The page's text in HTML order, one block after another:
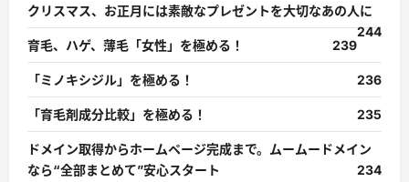
クリスマス、お正月には素敵なプレゼントを大切なあの人に
244
育毛、ハゲ、薄毛「女性」を極める！
239
「ミノキシジル」を極める！ 236
「育毛剤成分比較」を極める！ 235
ドメイン取得からホームページ完成まで。ムームードメイン
なら“全部まとめて”安心スタート
234